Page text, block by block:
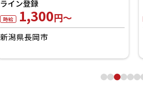
ライン登録
時給 1,300円～
新潟県長岡市